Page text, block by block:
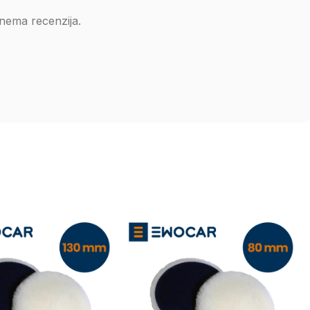
recenzija.